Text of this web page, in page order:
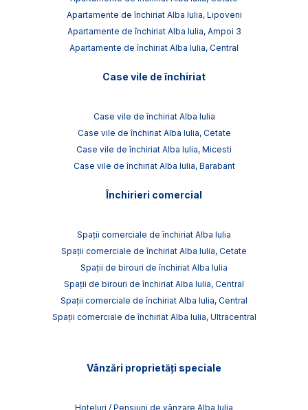
Apartamente de închiriat Alba Iulia, Lipoveni
Apartamente de închiriat Alba Iulia, Ampoi 3
Apartamente de închiriat Alba Iulia, Central
Case vile de închiriat
Case vile de închiriat Alba Iulia
Case vile de închiriat Alba Iulia, Cetate
Case vile de închiriat Alba Iulia, Micesti
Case vile de închiriat Alba Iulia, Barabant
Închirieri comercial
Spații comerciale de închiriat Alba Iulia
Spații comerciale de închiriat Alba Iulia, Cetate
Spații de birouri de închiriat Alba Iulia
Spații de birouri de închiriat Alba Iulia, Central
Spații comerciale de închiriat Alba Iulia, Central
Spații comerciale de închiriat Alba Iulia, Ultracentral
Vânzări proprietăți speciale
Hoteluri / Pensiuni de vânzare Alba Iulia